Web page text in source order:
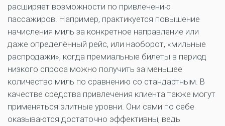
расширяет возможности по привлечению
пассажиров. Например, практикуется повышение
начисления миль за конкретное направление или
даже определённый рейс, или наоборот, «мильные
распродажи», когда премиальные билеты в период
низкого спроса можно получить за меньшее
количество миль по сравнению со стандартным. В
качестве средства привлечения клиента также могут
применяться элитные уровни. Они сами по себе
оказываются достаточно эффективны, ведь